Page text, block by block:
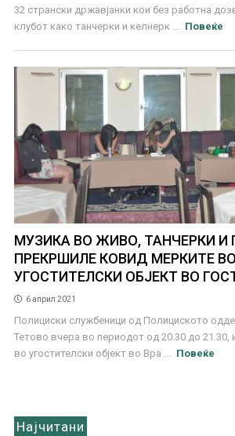
32 странски државјанки кои без работна
клубот како танчерки и келнерк ...
Повеќе
МУЗИКА ВО ЖИВО, ТАНЧЕРКИ И
ПРЕКРШИЛЕ КОВИД МЕРКИТЕ ВО
УГОСТИТЕЛСКИ ОБЈЕКТ ВО
6 април 2021
Полициски службеници од Полициското
Тетово вчера во периодот од 20.30 до
во угостителски објект во Вра ...
Повеќе
Најчитани